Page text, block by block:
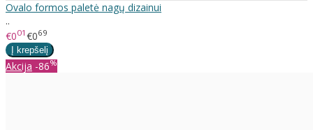
Ovalo formos paletė nagų dizainui
..
€001 €069
Akcija -86%